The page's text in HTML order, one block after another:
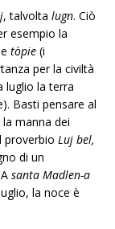
, talvolta lugn. Ciò
esempio la
tòpie (i
per la civiltà
luglio la terra
Basti pensare al
manna dei
proverbio Luj bel,
di un
santa Madlen-a
la noce è